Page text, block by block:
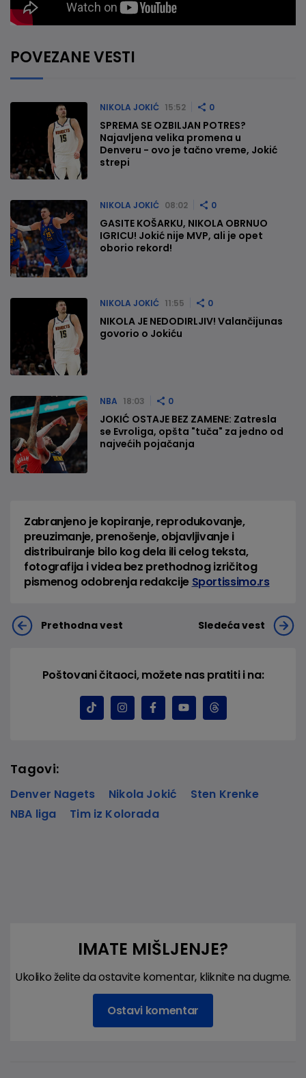
POVEZANE VESTI
NIKOLA JOKIĆ 15:52 0
SPREMA SE OZBILJAN POTRES?
Najavljena velika promena u
Denveru - ovo je tačno vreme, Jokić
strepi
NIKOLA JOKIĆ 08:02 0
GASITE KOŠARKU, NIKOLA OBRNUO
IGRICU! Jokić nije MVP, ali je opet
oborio rekord!
NIKOLA JOKIĆ 11:55 0
NIKOLA JE NEDODIRLJIV! Valančijunas
govorio o Jokiću
NBA 18:03 0
JOKIĆ OSTAJE BEZ ZAMENE: Zatresla
se Evroliga, opšta "tuča" za jedno od
najvećih pojačanja
Zabranjeno je kopiranje, reprodukovanje,
preuzimanje, prenošenje, objavljivanje i
distribuiranje bilo kog dela ili celog teksta,
fotografija i videa bez prethodnog izričitog
pismenog odobrenja redakcije Sportissimo.rs
Prethodna vest Sledeća vest
Poštovani čitaoci, možete nas pratiti i na:
Tagovi:
Denver Nagets Nikola Jokić
Sten Krenke
NBA liga
Tim iz Kolorada
IMATE MIŠLJENJE?
Ukoliko želite da ostavite komentar, kliknite na dugme.
Ostavi komentar